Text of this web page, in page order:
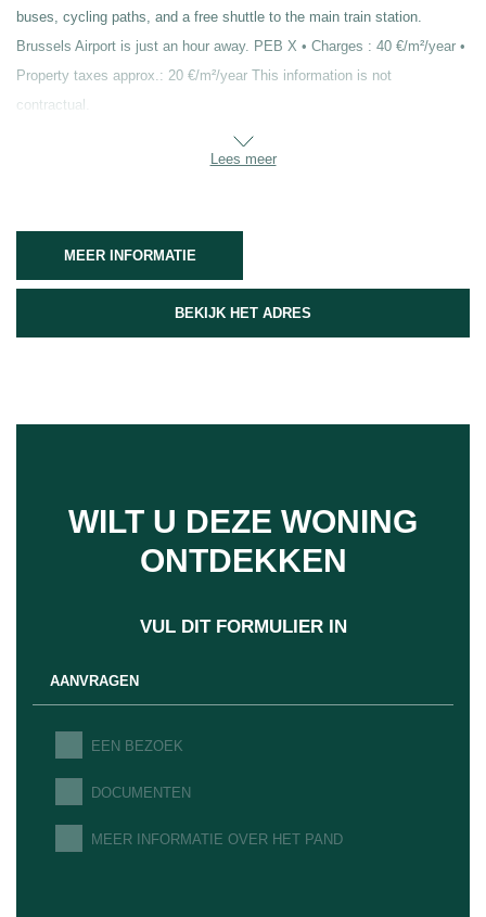
buses, cycling paths, and a free shuttle to the main train station.
Brussels Airport is just an hour away. PEB X • Charges : 40 €/m²/year •
Property taxes approx.: 20 €/m²/year This information is not
contractual.
Lees meer
MEER INFORMATIE
BEKIJK HET ADRES
WILT U DEZE WONING
ONTDEKKEN
VUL DIT FORMULIER IN
AANVRAGEN
EEN BEZOEK
DOCUMENTEN
MEER INFORMATIE OVER HET PAND